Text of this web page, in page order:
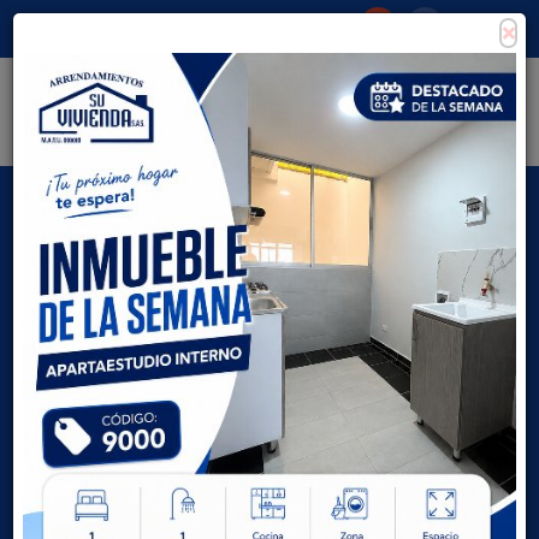
Tipo de inmueble
Todas las ciudades
AVANZADA
×